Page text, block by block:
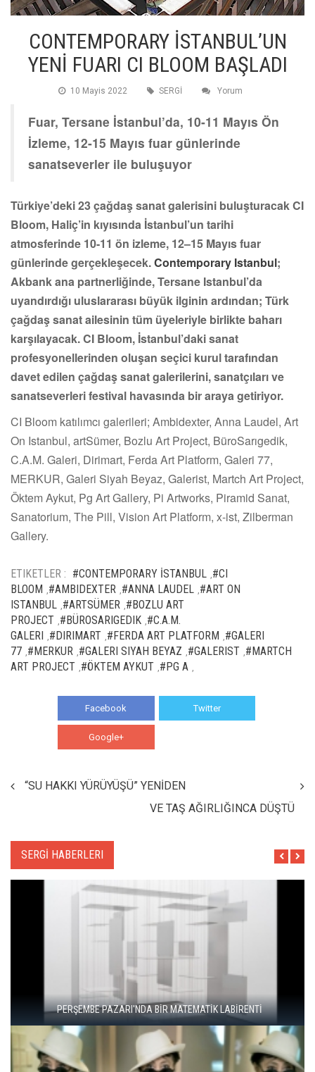
CONTEMPORARY İSTANBUL’UN
YENİ FUARI CI BLOOM BAŞLADI
10 Mayis 2022 SERGİ Yorum
Fuar, Tersane İstanbul’da, 10-11 Mayıs Ön
İzleme, 12-15 Mayıs fuar günlerinde
sanatseverler ile buluşuyor
Türkiye’deki 23 çağdaş sanat galerisini buluşturacak CI
Bloom, Haliç’in kıyısında İstanbul’un tarihi
atmosferinde 10-11 ön izleme, 12–15 Mayıs fuar
günlerinde gerçekleşecek.Contemporary Istanbul;
Akbank ana partnerliğinde, Tersane Istanbul’da
uyandırdığı uluslararası büyük ilginin ardından; Türk
çağdaş sanat ailesinin tüm üyeleriyle birlikte baharı
karşılayacak. CI Bloom, İstanbul’daki sanat
profesyonellerinden oluşan seçici kurul tarafından
davet edilen çağdaş sanat galerilerini, sanatçıları ve
sanatseverleri festival havasında bir araya getiriyor.
CI Bloom katılımcı galerileri; Ambidexter, Anna Laudel, Art
On Istanbul, artSümer, Bozlu Art Project, BüroSarıgedik,
C.A.M. Galeri, Dirimart, Ferda Art Platform, Galeri 77,
MERKUR, Galeri Siyah Beyaz, Galerist, Martch Art Project,
Öktem Aykut, Pg Art Gallery, Pi Artworks, Piramid Sanat,
Sanatorium, The Pill, Vision Art Platform, x-ist, Zilberman
Gallery.
ETIKETLER : #CONTEMPORARY İSTANBUL #CI
BLOOM #AMBIDEXTER #ANNA LAUDEL #ART ON
ISTANBUL #ARTSÜMER #BOZLU ART
PROJECT #BÜROSARIGEDIK #C.A.M.
GALERI #DIRIMART #FERDA ART PLATFORM #GALERI
77 #MERKUR #GALERI SIYAH BEYAZ #GALERIST #MARTCH
ART PROJECT #ÖKTEM AYKUT #PG A
Facebook Twitter
Google+
“SU HAKKI YÜRÜYÜŞÜ” YENİDEN
VE TAŞ AĞIRLIĞINCA DÜŞTÜ
SERGİ HABERLERI
"ŞEHRİ BİZ ÖĞRENMİYORUZ, TELEFONUMUZ ÖĞRENİYOR"